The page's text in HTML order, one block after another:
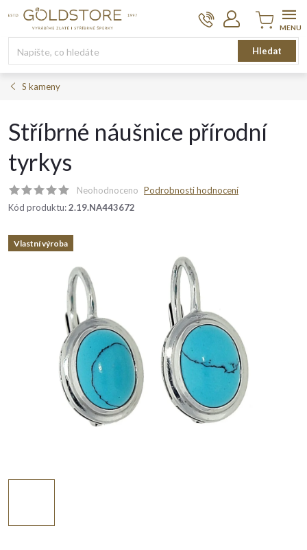
Hledat
Nákupní
košík
S kameny
Stříbrné náušnice přírodní
tyrkys
Neohodnoceno Podrobnosti hodnocení
Kód produktu:2.19.NA443672
Vlastní výroba